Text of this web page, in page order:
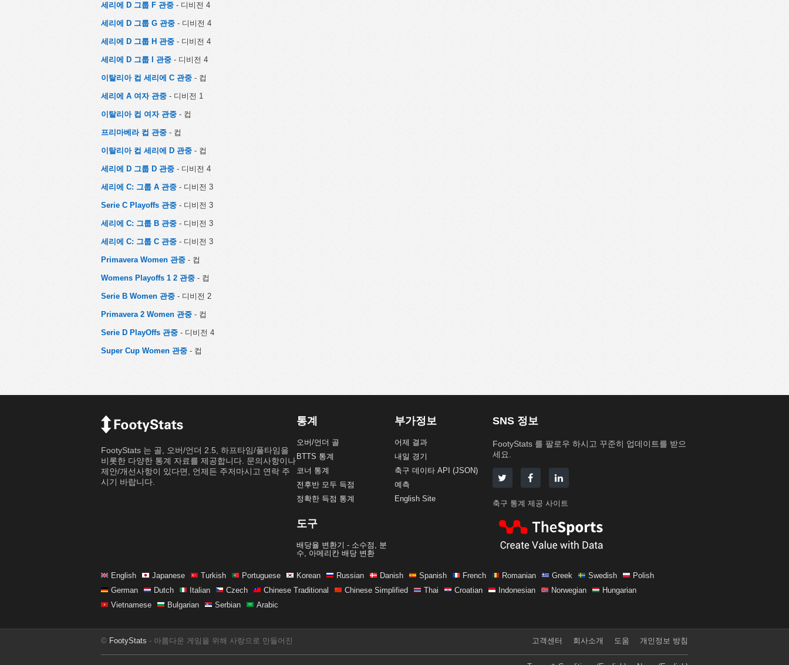
세리에 D 그룹 F 관중 - 디비전 4
세리에 D 그룹 G 관중 - 디비전 4
세리에 D 그룹 H 관중 - 디비전 4
세리에 D 그룹 I 관중 - 디비전 4
이탈리아 컵 세리에 C 관중 - 컵
세리에 A 여자 관중 - 디비전 1
이탈리아 컵 여자 관중 - 컵
프리마베라 컵 관중 - 컵
이탈리아 컵 세리에 D 관중 - 컵
세리에 D 그룹 D 관중 - 디비전 4
세리에 C: 그룹 A 관중 - 디비전 3
Serie C Playoffs 관중 - 디비전 3
세리에 C: 그룹 B 관중 - 디비전 3
세리에 C: 그룹 C 관중 - 디비전 3
Primavera Women 관중 - 컵
Womens Playoffs 1 2 관중 - 컵
Serie B Women 관중 - 디비전 2
Primavera 2 Women 관중 - 컵
Serie D PlayOffs 관중 - 디비전 4
Super Cup Women 관중 - 컵
FootyStats 는 골, 오버/언더 2.5, 하프타임/풀타임을
비롯한 다양한 통계 자료를 제공합니다. 문의사항이나
제안/개선사항이 있다면, 언제든 주저마시고 연락 주
시기 바랍니다.
통계
오버/언더 골
BTTS 통계
코너 통계
전후반 모두 득점
정확한 득점 통계
도구
배당율 변환기 - 소수점, 분
수, 아메리칸 배당 변환
부가정보
어제 결과
내일 경기
축구 데이타 API (JSON)
예측
English Site
SNS 정보
FootyStats 를 팔로우 하시고 꾸준히 업데이트를 받으
세요.
축구 통계 제공 사이트
English Japanese Turkish Portuguese Korean Russian Danish Spanish French Romanian Greek Swedish
Polish
German
Dutch Italian Czech Chinese Traditional Chinese Simplified Thai Croatian Indonesian Norwegian
Hungarian
Vietnamese
Bulgarian Serbian Arabic
© FootyStats - 아름다운 게임을 위해 사랑으로 만들어진 고객센터 회사소개 도움 개인정보 방침